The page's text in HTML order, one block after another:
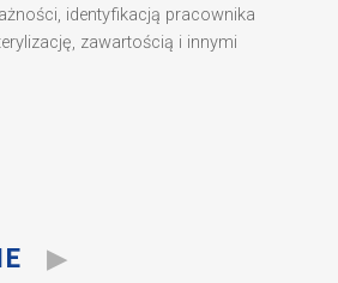
identyfikacją pracownika
zawartością i innymi